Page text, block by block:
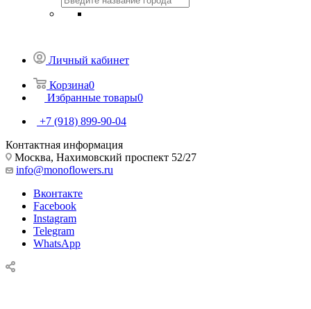
Личный кабинет
Корзина0
Избранные товары0
+7 (918) 899-90-04
Контактная информация
Москва, Нахимовский проспект 52/27
info@monoflowers.ru
Вконтакте
Facebook
Instagram
Telegram
WhatsApp